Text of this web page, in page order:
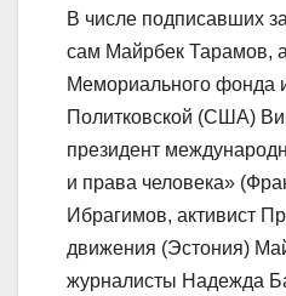
В числе подписавших
сам Майрбек Тарамов,
Мемориального фонда
Политковской (США)
президент
и права человека»
Ибрагимов, активист
движения (Эстония)
журналисты Надежда